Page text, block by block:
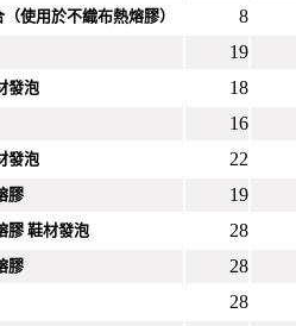
使用於不織布熱熔膠）
8
19
發泡
18
16
發泡
22
膠
19
膠 鞋材發泡
28
膠
28
28